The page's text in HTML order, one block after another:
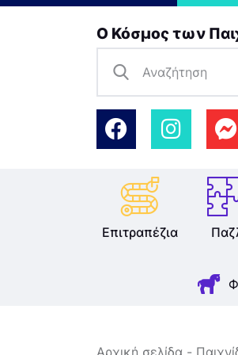
Ο Κόσμος των
Επιτραπέζια
Αρχική σελίδα